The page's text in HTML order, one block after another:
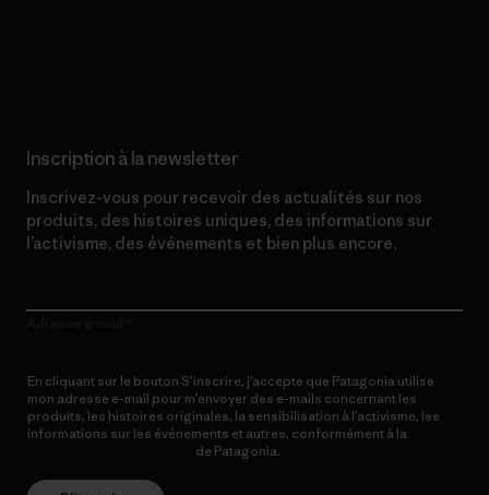
Inscription à la newsletter
Inscrivez-vous pour recevoir des actualités sur nos
produits, des histoires uniques, des informations sur
l’activisme, des événements et bien plus encore.
En cliquant sur le bouton S’inscrire, j’accepte que Patagonia utilise
mon adresse e-mail pour m’envoyer des e-mails concernant les
produits, les histoires originales, la sensibilisation à l’activisme, les
informations sur les événements et autres, conformément à la
de Patagonia.